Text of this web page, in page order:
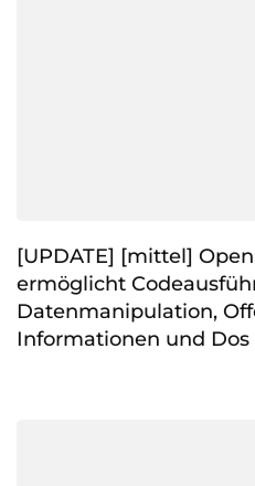
[UPDATE] [mittel]
ermöglicht
Datenmanipulation,
Informationen und Dos